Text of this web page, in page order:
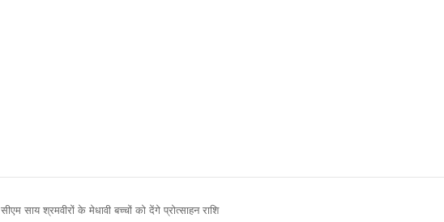
सीएम साय श्रमवीरों के मेधावी बच्चों को देंगे प्रोत्साहन राशि